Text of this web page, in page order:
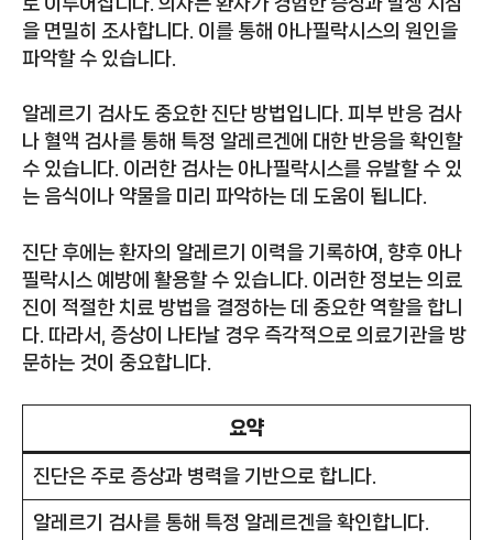
을 면밀히 조사합니다. 이를 통해 아나필락시스의 원인을
파악할 수 있습니다.
알레르기 검사도 중요한 진단 방법입니다. 피부 반응 검사
나 혈액 검사를 통해 특정 알레르겐에 대한 반응을 확인할
수 있습니다. 이러한 검사는 아나필락시스를 유발할 수 있
는 음식이나 약물을 미리 파악하는 데 도움이 됩니다.
진단 후에는 환자의 알레르기 이력을 기록하여, 향후 아나
필락시스 예방에 활용할 수 있습니다. 이러한 정보는 의료
진이 적절한 치료 방법을 결정하는 데 중요한 역할을 합니
다. 따라서, 증상이 나타날 경우 즉각적으로 의료기관을 방
문하는 것이 중요합니다.
요약
진단은 주로 증상과 병력을 기반으로 합니다.
알레르기 검사를 통해 특정 알레르겐을 확인합니다.